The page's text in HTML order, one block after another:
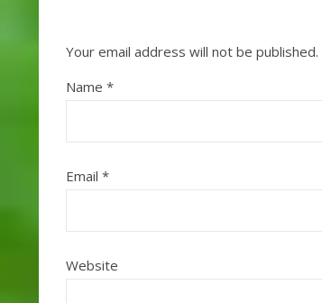
Your email address will not be published.
Name *
Email *
Website